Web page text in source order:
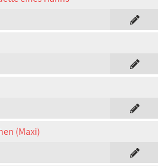
(Maxi)